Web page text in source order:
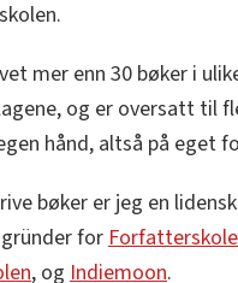
mer enn 30 bøker i
og er oversatt til
hånd, altså på eget
bøker er jeg en
for
, og Indiemoon.